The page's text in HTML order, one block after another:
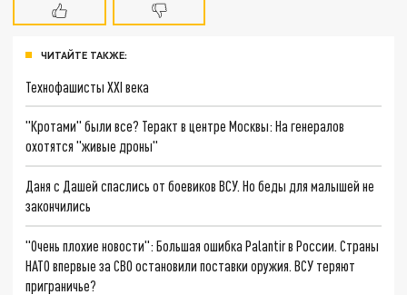
ЧИТАЙТЕ ТАКЖЕ:
Технофашисты XXI века
"Кротами" были все? Теракт в центре Москвы: На генералов
охотятся "живые дроны"
Даня с Дашей спаслись от боевиков ВСУ. Но беды для малышей не
закончились
"Очень плохие новости": Большая ошибка Palantir в России. Страны
НАТО впервые за СВО остановили поставки оружия. ВСУ теряют
приграничье?